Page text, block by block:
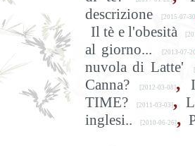
descrizione
[2015-07-
Il tè e l'obesità
al giorno...
[2013-07-
nuvola di Latte'
Canna?
[2012-03-08] ,
TIME?
[2011-03-03] ,
inglesi..
[2010-06-26] ,